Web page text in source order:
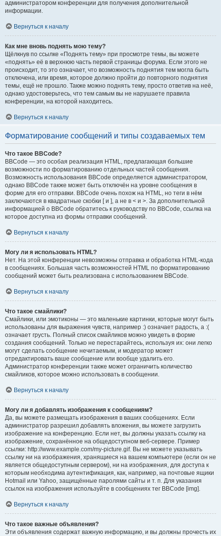
администратором конференции для получения дополнительной
информации.
Вернуться к началу
Как мне вновь поднять мою тему?
Щёлкнув по ссылке «Поднять тему» при просмотре темы, вы можете
«поднять» её в верхнюю часть первой страницы форума. Если этого не
происходит, то это означает, что возможность поднятия тем могла быть
отключена, или время, которое должно пройти до повторного поднятия
темы, ещё не прошло. Также можно поднять тему, просто ответив на неё,
однако удостоверьтесь, что тем самым вы не нарушаете правила
конференции, на которой находитесь.
Вернуться к началу
Форматирование сообщений и типы создаваемых тем
Что такое BBCode?
BBCode — это особая реализация HTML, предлагающая большие
возможности по форматированию отдельных частей сообщения.
Возможность использования BBCode определяется администратором,
однако BBCode также может быть отключён на уровне сообщения в
форме для его отправки. BBCode очень похож на HTML, но теги в нём
заключаются в квадратные скобки [ и ], а не в < и >. За дополнительной
информацией о BBCode обратитесь к руководству по BBCode, ссылка на
которое доступна из формы отправки сообщений.
Вернуться к началу
Могу ли я использовать HTML?
Нет. На этой конференции невозможны отправка и обработка HTML-кода
в сообщениях. Большая часть возможностей HTML по форматированию
сообщений может быть реализована с использованием BBCode.
Вернуться к началу
Что такое смайлики?
Смайлики, или эмотиконы — это маленькие картинки, которые могут быть
использованы для выражения чувств, например :) означает радость, а :(
означает грусть. Полный список смайликов можно увидеть в форме
создания сообщений. Только не перестарайтесь, используя их: они легко
могут сделать сообщение нечитаемым, и модератор может
отредактировать ваше сообщение или вообще удалить его.
Администратор конференции также может ограничить количество
смайликов, которое можно использовать в сообщении.
Вернуться к началу
Могу ли я добавлять изображения к сообщениям?
Да, вы можете размещать изображения в ваших сообщениях. Если
администратор разрешил добавлять вложения, вы можете загрузить
изображение на конференцию. Если нет, вы должны указать ссылку на
изображение, сохранённое на общедоступном веб-сервере. Пример
ссылки: http://www.example.com/my-picture.gif. Вы не можете указывать
ссылку ни на изображения, хранящиеся на вашем компьютере (если он не
является общедоступным сервером), ни на изображения, для доступа к
которым необходима аутентификация, как, например, на почтовые ящики
Hotmail или Yahoo, защищённые паролями сайты и т. п. Для указания
ссылок на изображения используйте в сообщениях тег BBCode [img].
Вернуться к началу
Что такое важные объявления?
Эти объявления содержат важную информацию, и вы должны прочесть их